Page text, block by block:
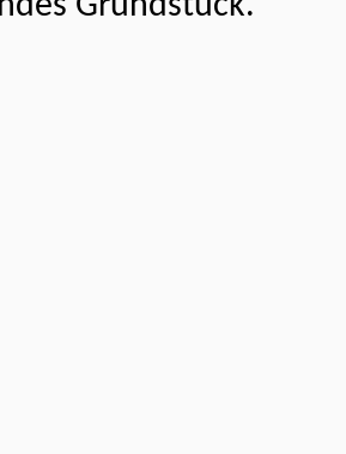
Grundstück.